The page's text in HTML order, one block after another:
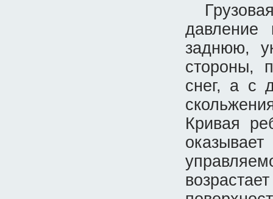
давление
заднюю,
стороны,
снег, а с
Кривая